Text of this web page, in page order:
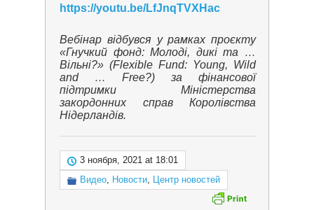
https://youtu.be/LfJnqTVXHac
Вебінар відбувся у рамках проєкту
«Гнучкий фонд: Молоді, дикі та …
Вільні?» (Flexible Fund: Young, Wild
and … Free?) за фінансової
підтримки Міністерства
закордонних справ Королівства
Нідерландів.
3 ноября, 2021 at 18:01
Видео, Новости, Центр новостей